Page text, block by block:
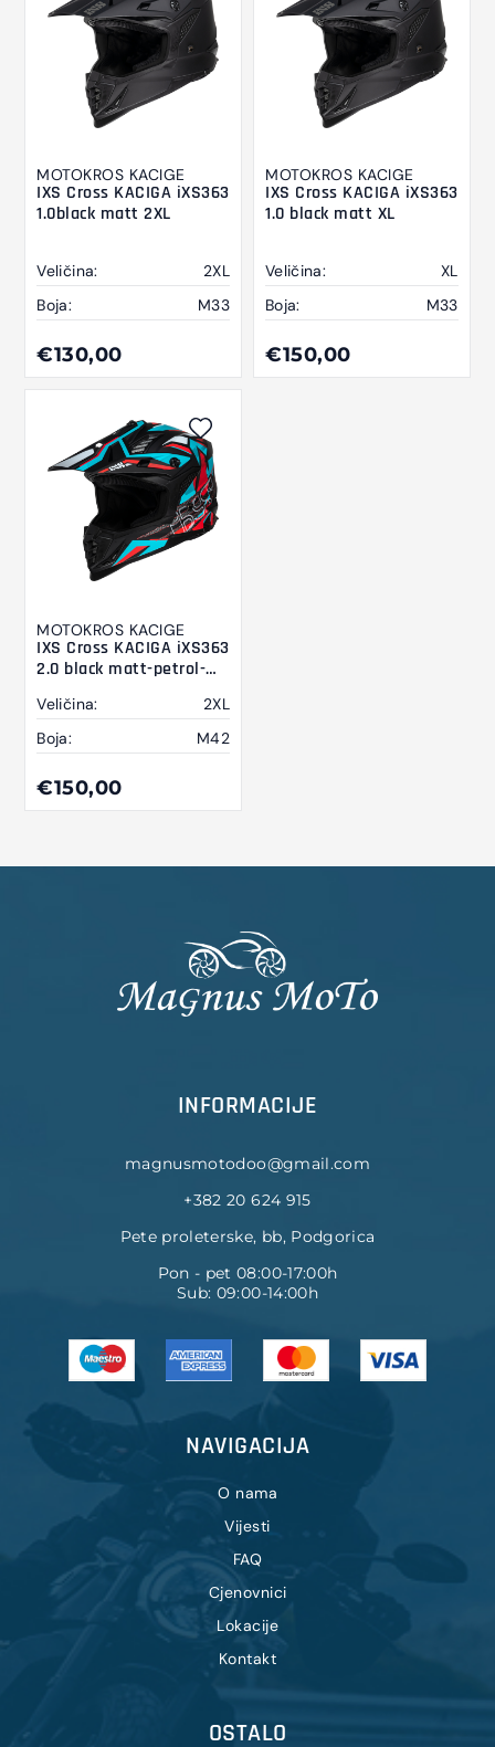
MOTOKROS KACIGE
IXS Cross KACIGA iXS363
1.0black matt 2XL
Veličina:
2XL
Boja:
M33
€130,00
MOTOKROS KACIGE
IXS Cross KACIGA iXS363
1.0 black matt XL
Veličina:
XL
Boja:
M33
€150,00
MOTOKROS KACIGE
IXS Cross KACIGA iXS363
2.0 black matt-petrol-
Veličina:
2XL
Boja:
M42
€150,00
NAVIGACIJA
O nama
Vijesti
FAQ
Cjenovnici
Lokacije
Kontakt
INFORMACIJE
magnusmotodoo@gmail.com
+382 20 624 915
Pete proleterske, bb, Podgorica
Pon - pet 08:00-17:00h
Sub: 09:00-14:00h
OSTALO